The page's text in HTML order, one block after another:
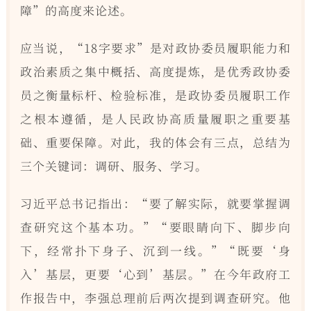
障”的高度来论述。
应当说，“18字要求”是对政协委员履职能力和
政治素质之集中概括、高度提炼，是优秀政协委
员之衡量标杆、检验标准，是政协委员履职工作
之根本遵循，是人民政协高质量履职之重要基
础、重要保障。对此，我的体会有三点，总结为
三个关键词：调研、服务、学习。
习近平总书记指出：“要了解实际，就要掌握调
查研究这个基本功。”“要眼睛向下、脚步向
下，经常扑下身子、沉到一线。”“既要‘身
入’基层，更要‘心到’基层。”在今年政府工
作报告中，李强总理前后两次提到调查研究。他